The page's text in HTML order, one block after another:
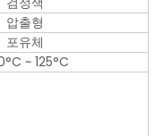
압출형
포유체
~ 125°C